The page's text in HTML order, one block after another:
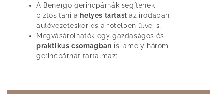
A Benergo gerincpárnák segítenek
biztosítani a helyes tartástaz irodában,
autóvezetéskor és a fotelben ülve is.
Megvásárolhatók egy gazdaságos és
praktikus csomagban is, amely három
gerincpárnát tartalmaz: